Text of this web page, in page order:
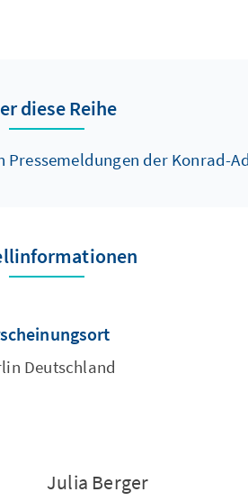
diese Reihe
der Konrad-
Deutschland
Julia Berger